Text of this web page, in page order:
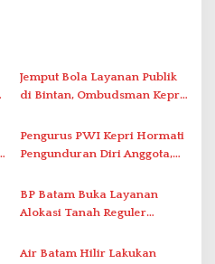
Jemput Bola Layanan Publik
di Bintan, Ombudsman Kepri
Solar Nelayan
Pengurus PWI Kepri Hormati
Pengunduran Diri Anggota,
Administrasi ke Pusat
BP Batam Buka Layanan
Alokasi Tanah Reguler
Air Batam Hilir Lakukan